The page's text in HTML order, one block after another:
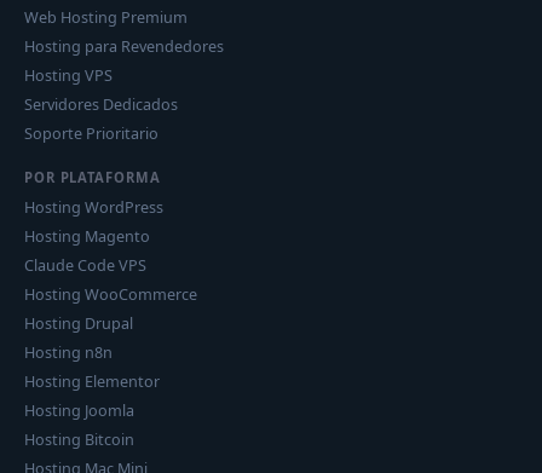
Web Hosting Premium
Hosting para Revendedores
Hosting VPS
Servidores Dedicados
Soporte Prioritario
POR PLATAFORMA
Hosting WordPress
Hosting Magento
Claude Code VPS
Hosting WooCommerce
Hosting Drupal
Hosting n8n
Hosting Elementor
Hosting Joomla
Hosting Bitcoin
Hosting Mac Mini